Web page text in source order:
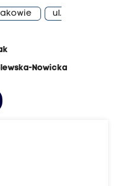
ul.
Nowicka